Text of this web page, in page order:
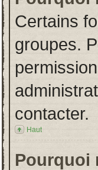
Certains
groupes.
contacter.
Haut
Pourquoi